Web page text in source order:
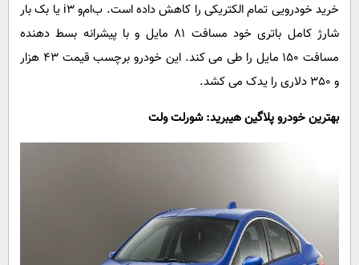
خرید خودرویی تمام الکتریکی را کاهش داده است. ب‌ام‌وi3 یا بک بار
شارژ کامل باتری خود مسافت 81 مایل و با پیشرانه بسط دهنده
مسافت 150 مایل را طی می کند. این خودرو برچسب قیمت 43 هزار
و 350 دلاری را یدک می کشد.
بهترین خودرو پلاگین هیبرید: شورلت ولت